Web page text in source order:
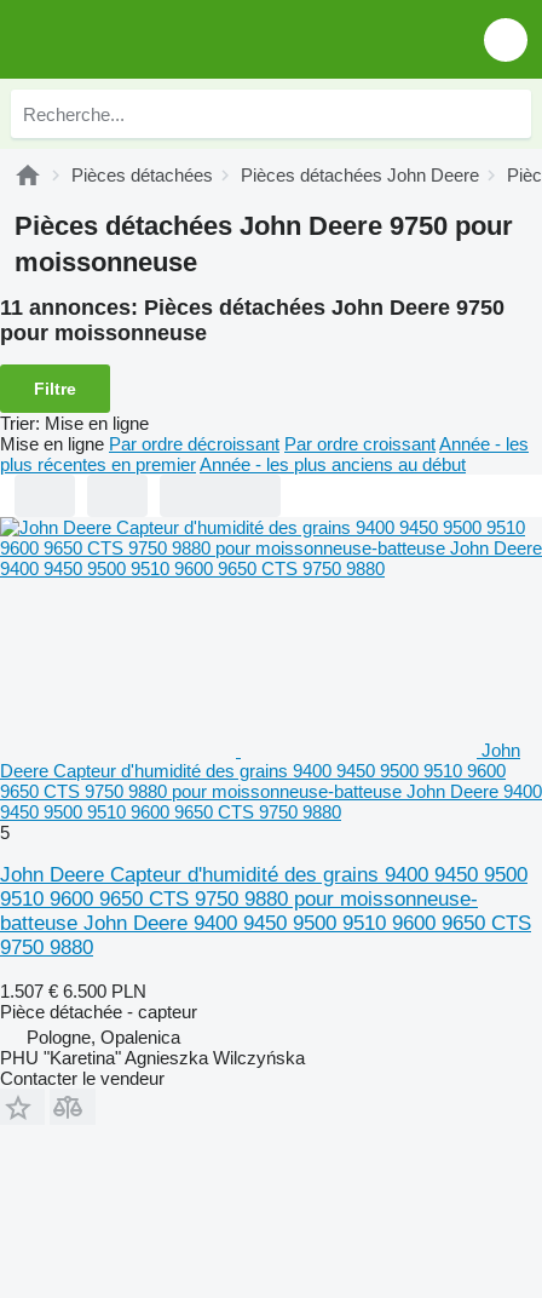
Pièces détachées Pièces détachées John Deere
Pièces détachées John Deere 9750 pour
moissonneuse
11 annonces: Pièces détachées John Deere 9750
pour moissonneuse
Filtre
Trier: Mise en ligne
Mise en ligne Par ordre décroissant Par ordre croissantAnnée - les
plus récentes en premierAnnée - les plus anciens au début
John
Deere Capteur d'humidité des grains 9400 9450 9500 9510 9600
9650 CTS 9750 9880 pour moissonneuse-batteuse John Deere 9400
9450 9500 9510 9600 9650 CTS 9750 9880
5
John Deere Capteur d'humidité des grains 9400 9450 9500
9510 9600 9650 CTS 9750 9880 pour moissonneuse-
batteuse John Deere 9400 9450 9500 9510 9600 9650 CTS
9750 9880
1.507 € 6.500 PLN
Pièce détachée - capteur
Pologne, Opalenica
PHU "Karetina" Agnieszka Wilczyńska
Contacter le vendeur